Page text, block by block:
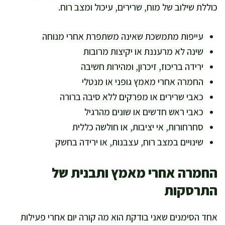
כוללת שילוב של מוח, שרירים, עיכול ומצב רוח.
עייפות מתמשכת שאינה משתפרת אחרי מנוחה
שינה לא מרעננת או יקיצות מרובות
ירידה בריכוז, זיכרון, ומהירות חשיבה
החמרה אחרי מאמץ גופני או מנטלי
כאבי שרירים או מפרקים ללא סיבה ברורה
כאבי ראש חדשים או שונים מהרגיל
סחרחורות, אי יציבות, או חולשה כללית
שינויים במצב רוח, עצבנות, או ירידה בחשק
החמרה אחרי מאמץ ותבנית של
התרסקות
אחד הסימנים שאני בודקת הוא מה קורה יום אחרי פעילות